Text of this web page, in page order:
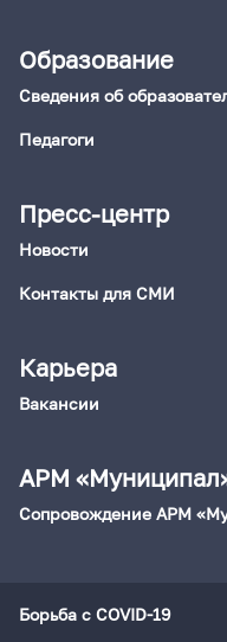
Образование
Сведения об
Педагоги
Пресс-центр
Новости
Контакты для СМИ
Карьера
Вакансии
АРМ
Сопровождение АРМ
Борьба с COVID-19